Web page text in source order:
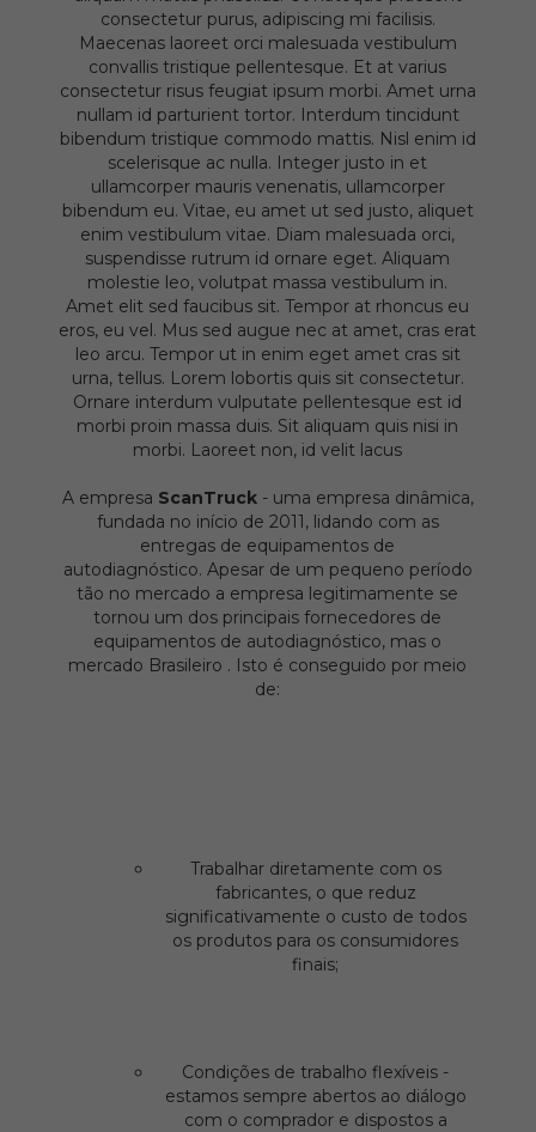
consectetur purus, adipiscing mi facilisis.
Maecenas laoreet orci malesuada vestibulum
convallis tristique pellentesque. Et at varius
consectetur risus feugiat ipsum morbi. Amet urna
nullam id parturient tortor. Interdum tincidunt
bibendum tristique commodo mattis. Nisl enim id
scelerisque ac nulla. Integer justo in et
ullamcorper mauris venenatis, ullamcorper
bibendum eu. Vitae, eu amet ut sed justo, aliquet
enim vestibulum vitae. Diam malesuada orci,
suspendisse rutrum id ornare eget. Aliquam
molestie leo, volutpat massa vestibulum in.
Amet elit sed faucibus sit. Tempor at rhoncus eu
eros, eu vel. Mus sed augue nec at amet, cras erat
leo arcu. Tempor ut in enim eget amet cras sit
urna, tellus. Lorem lobortis quis sit consectetur.
Ornare interdum vulputate pellentesque est id
morbi proin massa duis. Sit aliquam quis nisi in
morbi. Laoreet non, id velit lacus
A empresa ScanTruck- uma empresa dinâmica,
fundada no início de 2011, lidando com as
entregas de equipamentos de
autodiagnóstico. Apesar de um pequeno período
tão no mercado a empresa legitimamente se
tornou um dos principais fornecedores de
equipamentos de autodiagnóstico, mas o
mercado Brasileiro . Isto é conseguido por meio
de:
Trabalhar diretamente com os
fabricantes, o que reduz
significativamente o custo de todos
os produtos para os consumidores
finais;
Condições de trabalho flexíveis -
estamos sempre abertos ao diálogo
com o comprador e dispostos a